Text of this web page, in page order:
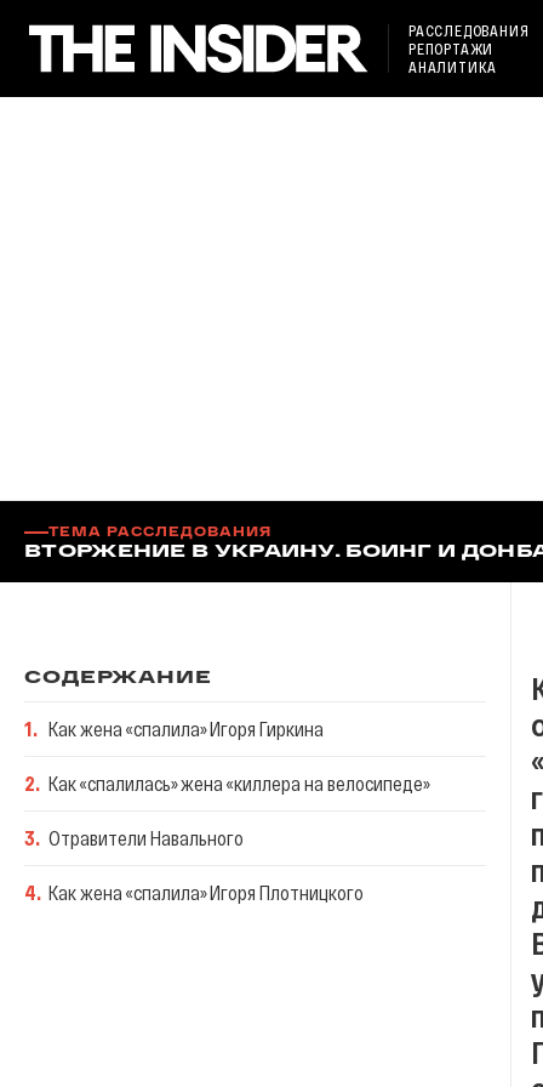
РАССЛЕДОВАНИЯ
РЕПОРТАЖИ
АНАЛИТИКА
ТЕМА РАССЛЕДОВАНИЯ
ВТОРЖЕНИЕ В УКРАИНУ. БОИНГ И
СОДЕРЖАНИЕ
1. Как жена «спалила» Игоря Гиркина
2. Как «спалилась» жена «киллера на велосипеде»
3. Отравители Навального
4. Как жена «спалила» Игоря Плотницкого